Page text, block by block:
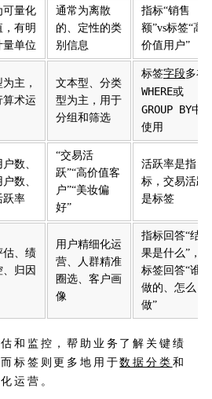
可量化
，有明
量单位
通常为离散
的、定性的类
别信息
指标“销售
额”vs标签“高
价值用户”
主，
算术运
文本型、分类
型为主，用于
分组和筛选
标签字段多在
WHERE或
GROUP BY中
使用
数、
数、
跃率
“交易活
跃”“高价值客
户”“美妆偏
好”
活跃率是指
标，交易活跃
是标签
估、绩
归因
用户精细化运
营、人群精准
圈选、客户画
像
指标回答“结
果是什么”，
标签回答“谁
做的、怎么
做”
和监控，帮助业务了解关键绩
标签则更多地用于数据分类 和
运营。